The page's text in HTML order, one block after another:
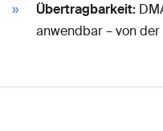
Übertragbarkeit:
anwendbar – von